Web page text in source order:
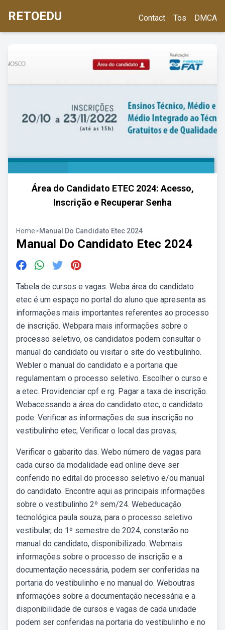
RETOEDU Contact Tos DMCA
Área do Candidato ETEC 2024: Acesso,
Inscrição e Recuperar Senha
Home>Manual Do Candidato Etec 2024
Manual Do Candidato Etec 2024
Tabela de cursos e vagas. Weba área do candidato
etec é um espaço no portal do aluno que apresenta as
informações mais importantes referentes ao processo
de inscrição. Webpara mais informações sobre o
processo seletivo, os candidatos podem consultar o
manual do candidato ou visitar o site do vestibulinho.
Webler o manual do candidato e a portaria que
regulamentam o processo seletivo. Escolher o curso e
a etec. Providenciar cpf e rg. Pagar a taxa de inscrição.
Webacessando a área do candidato etec, o candidato
pode: Verificar as informações de sua inscrição no
vestibulinho etec; Verificar o local das provas;
Verificar o gabarito das. Webo número de vagas para
cada curso da modalidade ead online deve ser
conferido no edital do processo seletivo e/ou manual
do candidato. Encontre aqui as principais informações
sobre o vestibulinho 2º sem/24. Webeducação
tecnológica paula souza, para o processo seletivo
vestibular, do 1º semestre de 2024, constarão no
manual do candidato, disponibilizado. Webmais
informações sobre o processo de inscrição e a
documentação necessária, podem ser conferidas na
portaria do vestibulinho e no manual do. Weboutras
informações sobre a documentação necessária e a
disponibilidade de cursos e vagas de cada unidade
podem ser conferidas na portaria do vestibulinho e no